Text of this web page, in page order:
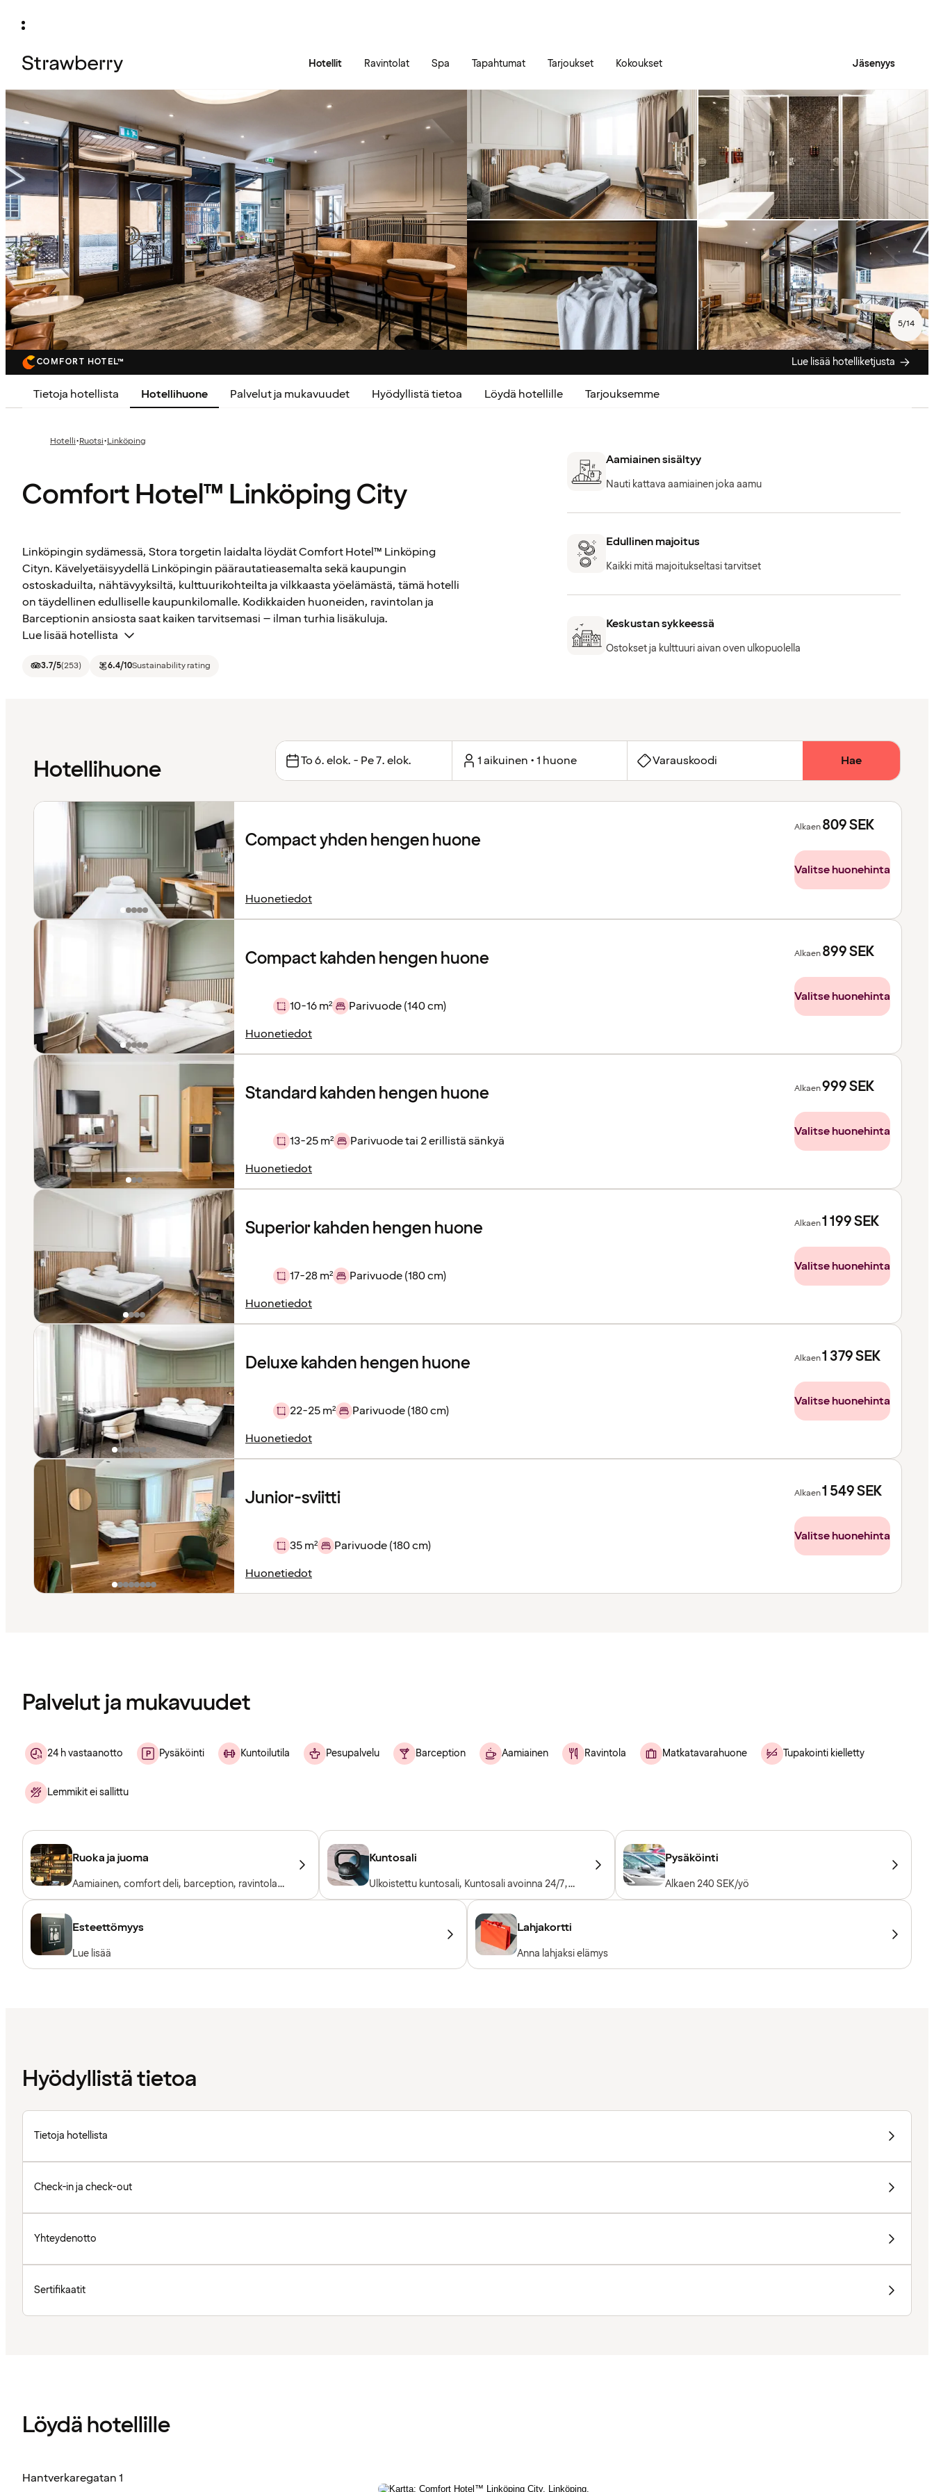
Hotellit Ravintolat Spa Tapahtumat Tarjoukset Kokoukset Jäsenyys
5/14
COMFORT HOTEL™ Lue lisää hotelliketjusta
Tietoja hotellista Hotellihuone Palvelut ja mukavuudet Hyödyllistä tietoa Löydä hotellille Tarjouksemme
Hotelli·Ruotsi·Linköping
Comfort Hotel™ Linköping City
Linköpingin sydämessä, Stora torgetin laidalta löydät Comfort Hotel™ Linköping
Cityn. Kävelyetäisyydellä Linköpingin päärautatieasemalta sekä kaupungin
ostoskaduilta, nähtävyyksiltä, kulttuurikohteilta ja vilkkaasta yöelämästä, tämä hotelli
on täydellinen edulliselle kaupunkilomalle. Kodikkaiden huoneiden, ravintolan ja
Barceptionin ansiosta saat kaiken tarvitsemasi – ilman turhia lisäkuluja.
Lue lisää hotellista
3.7/5(253) 6.4/10Sustainability rating
Aamiainen sisältyy
Nauti kattava aamiainen joka aamu
Edullinen majoitus
Kaikki mitä majoitukseltasi tarvitset
Keskustan sykkeessä
Ostokset ja kulttuuri aivan oven ulkopuolella
Hotellihuone To 6. elok. - Pe 7. elok. 1 aikuinen • 1 huone Varauskoodi Hae
Compact yhden hengen huone
Huonetiedot
Alkaen809SEK
Valitse huonehinta
Compact kahden hengen huone
10-16 m²
Parivuode (140 cm)
Huonetiedot
Alkaen899SEK
Valitse huonehinta
Standard kahden hengen huone
13-25 m²
Parivuode tai 2 erillistä sänkyä
Huonetiedot
Alkaen999SEK
Valitse huonehinta
Superior kahden hengen huone
17-28 m²
Parivuode (180 cm)
Huonetiedot
Alkaen1 199SEK
Valitse huonehinta
Deluxe kahden hengen huone
22-25 m²
Parivuode (180 cm)
Huonetiedot
Alkaen1 379SEK
Valitse huonehinta
Junior-sviitti
35 m²
Parivuode (180 cm)
Huonetiedot
Alkaen1 549SEK
Valitse huonehinta
Palvelut ja mukavuudet
24 h vastaanotto Pysäköinti Kuntoilutila Pesupalvelu Barception Aamiainen Ravintola Matkatavarahuone Tupakointi kielletty
Lemmikit ei sallittu
Ruoka ja juoma
Aamiainen, comfort deli, barception, ravintola
& baari
Kuntosali
Ulkoistettu kuntosali, Kuntosali avoinna 24/7,
Saatavilla pyyhkeitä lainaksi, Sisäänpääsy
Pysäköinti
Alkaen 240 SEK/yö
Esteettömyys
Lue lisää
Lahjakortti
Anna lahjaksi elämys
Hyödyllistä tietoa
Tietoja hotellista
Check-in ja check-out
Yhteydenotto
Sertifikaatit
Löydä hotellille
Hantverkaregatan 1